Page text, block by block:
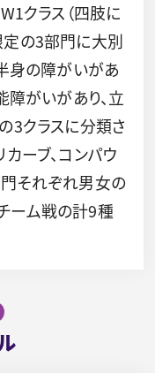
クラス（四肢に
定の3部門に大別
身の障がいがあ
障がいがあり、立
3クラスに分類さ
ーブ、コンパウ
それぞれ男女の
ーム戦の計9種